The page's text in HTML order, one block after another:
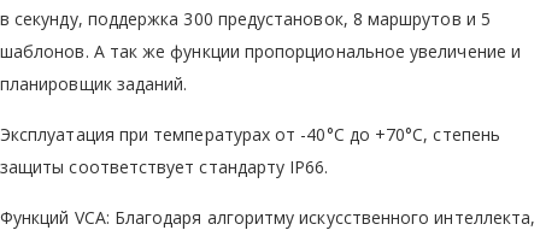
в секунду, поддержка 300 предустановок, 8 маршрутов и 5
шаблонов. А так же функции пропорциональное увеличение и
планировщик заданий.
Эксплуатация при температурах от -40°C до +70°C, степень
защиты соответствует стандарту IP66.
Функций VCA: Благодаря алгоритму искусственного интеллекта,